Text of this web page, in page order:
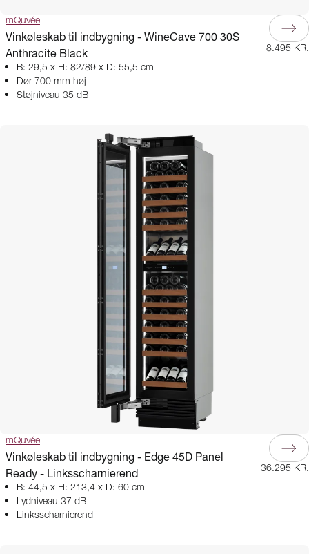
mQuvée
Vinkøleskab til indbygning - WineCave 700 30S
Anthracite Black
B: 29,5 x H: 82/89 x D: 55,5 cm
Dør 700 mm høj
Støjniveau 35 dB
8.495 KR.
mQuvée
Vinkøleskab til indbygning - Edge 45D Panel
Ready - Linksscharnierend
B: 44,5 x H: 213,4 x D: 60 cm
Lydniveau 37 dB
Linksscharnierend
36.295 KR.